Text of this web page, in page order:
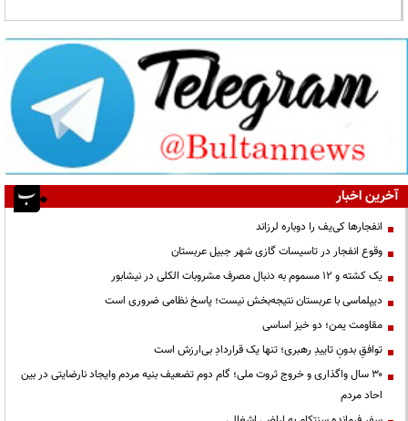
آخرین اخبار
انفجارها کی‌یف را دوباره لرزاند
وقوع انفجار در تاسیسات گازی شهر جبیل عربستان
یک کشته و ۱۲ مسموم به دنبال مصرف مشروبات الکلی در نیشابور
دیپلماسی با عربستان نتیجه‌بخش نیست؛ پاسخ نظامی ضروری است
مقاومت یمن؛ دو خیز اساسی
توافقِ بدونِ تاییدِ رهبری؛ تنها یک قراردادِ بی‌ارزش است
۳۰ سال واگذاری و خروج ثروت ملی؛ گام دوم تضعیف بنیه مردم وایجاد نارضایتی در بین
احاد مردم